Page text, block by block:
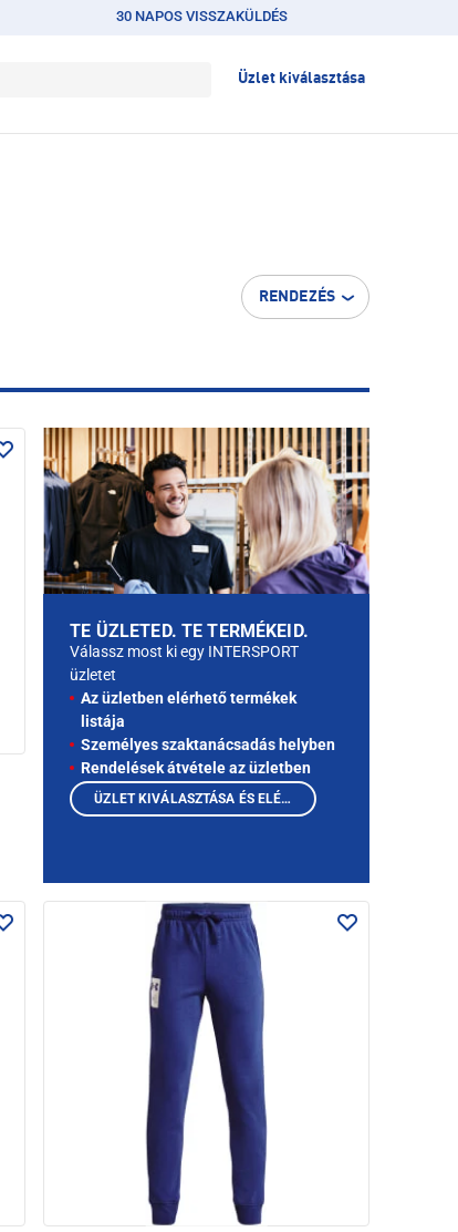
30 NAPOS VISSZAKÜLDÉS
Üzlet kiválasztása
RENDEZÉS
TE ÜZLETED. TE TERMÉKEID.
Válassz most ki egy INTERSPORT
üzletet
Az üzletben elérhető termékek
listája
Személyes szaktanácsadás helyben
Rendelések átvétele az üzletben
ÜZLET KIVÁLASZTÁSA ÉS ELÉRHETŐ TERMÉKEK MEGTEKINTÉSE